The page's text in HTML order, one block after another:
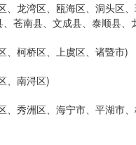
、龙湾区、瓯海区、洞头区
苍南县、文成县、泰顺县、
、柯桥区、上虞区、诸暨市)
、南浔区)
、秀洲区、海宁市、平湖市